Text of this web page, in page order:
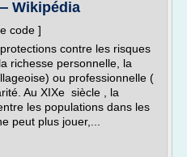
Wikipédia
code ]
contre les risques
richesse personnelle, la
ou professionnelle (
Au XIXe siècle , la
les populations dans les
peut plus jouer,...